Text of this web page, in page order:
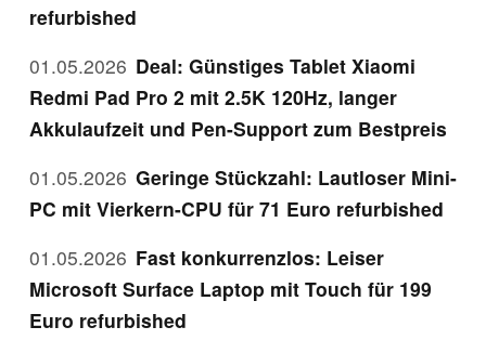
refurbished
01.05.2026 Deal: Günstiges Tablet Xiaomi
Redmi Pad Pro 2 mit 2.5K 120Hz, langer
Akkulaufzeit und Pen-Support zum Bestpreis
01.05.2026 Geringe Stückzahl: Lautloser Mini-
PC mit Vierkern-CPU für 71 Euro refurbished
01.05.2026 Fast konkurrenzlos: Leiser
Microsoft Surface Laptop mit Touch für 199
Euro refurbished